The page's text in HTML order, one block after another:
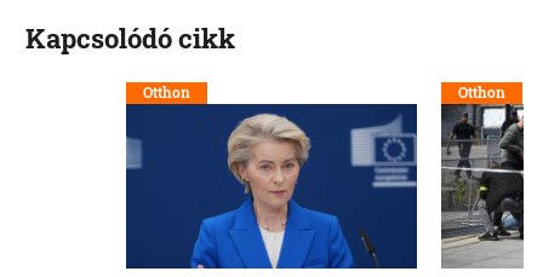
Kapcsolódó cikk
Otthon Otthon